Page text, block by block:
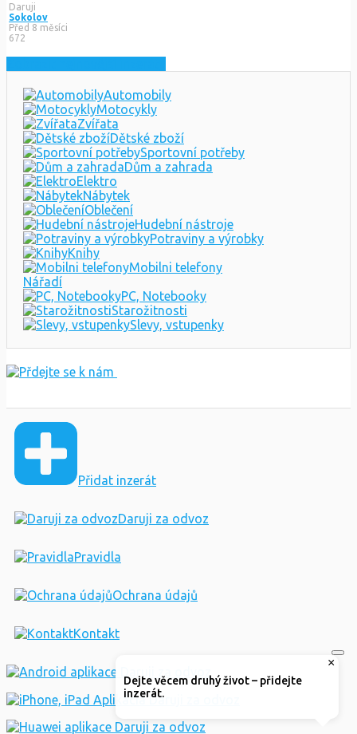
Daruji
Sokolov
Před 8 měsíci
672
×
Dejte věcem druhý život – přidejte
inzerát.
Automobily
Motocykly
Zvířata
Dětské zboží
Sportovní potřeby
Dům a zahrada
Elektro
Nábytek
Oblečení
Hudební nástroje
Potraviny a výrobky
Knihy
Mobilni telefony
Nářadí
PC, Notebooky
Starožitnosti
Slevy, vstupenky
Přidat inzerát
Daruji za odvoz
Pravidla
Ochrana údajů
Kontakt